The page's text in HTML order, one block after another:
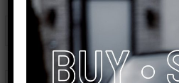
Webstránka